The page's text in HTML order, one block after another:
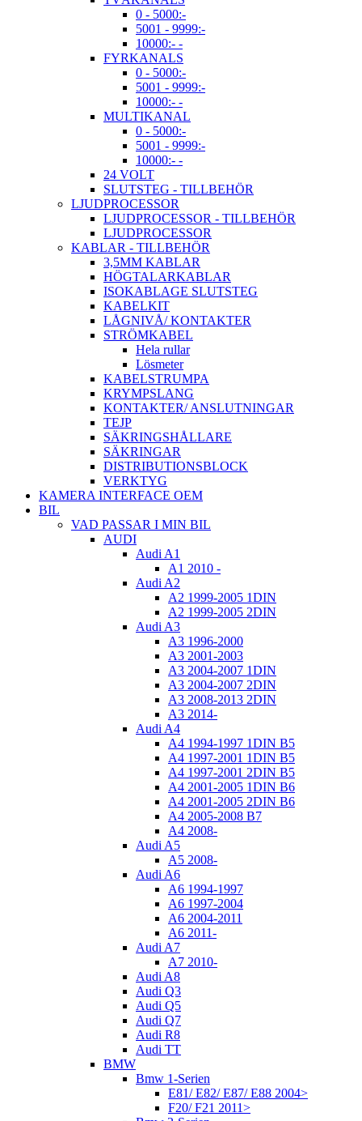
0 - 5000:-
5001 - 9999:-
10000:- -
FYRKANALS
0 - 5000:-
5001 - 9999:-
10000:- -
MULTIKANAL
0 - 5000:-
5001 - 9999:-
10000:- -
24 VOLT
SLUTSTEG - TILLBEHÖR
LJUDPROCESSOR
LJUDPROCESSOR - TILLBEHÖR
LJUDPROCESSOR
KABLAR - TILLBEHÖR
3,5MM KABLAR
HÖGTALARKABLAR
ISOKABLAGE SLUTSTEG
KABELKIT
LÅGNIVÅ/ KONTAKTER
STRÖMKABEL
Hela rullar
Lösmeter
KABELSTRUMPA
KRYMPSLANG
KONTAKTER/ ANSLUTNINGAR
TEJP
SÄKRINGSHÅLLARE
SÄKRINGAR
DISTRIBUTIONSBLOCK
VERKTYG
KAMERA INTERFACE OEM
BIL
VAD PASSAR I MIN BIL
AUDI
Audi A1
A1 2010 -
Audi A2
A2 1999-2005 1DIN
A2 1999-2005 2DIN
Audi A3
A3 1996-2000
A3 2001-2003
A3 2004-2007 1DIN
A3 2004-2007 2DIN
A3 2008-2013 2DIN
A3 2014-
Audi A4
A4 1994-1997 1DIN B5
A4 1997-2001 1DIN B5
A4 1997-2001 2DIN B5
A4 2001-2005 1DIN B6
A4 2001-2005 2DIN B6
A4 2005-2008 B7
A4 2008-
Audi A5
A5 2008-
Audi A6
A6 1994-1997
A6 1997-2004
A6 2004-2011
A6 2011-
Audi A7
A7 2010-
Audi A8
Audi Q3
Audi Q5
Audi Q7
Audi R8
Audi TT
BMW
Bmw 1-Serien
E81/ E82/ E87/ E88 2004>
F20/ F21 2011>